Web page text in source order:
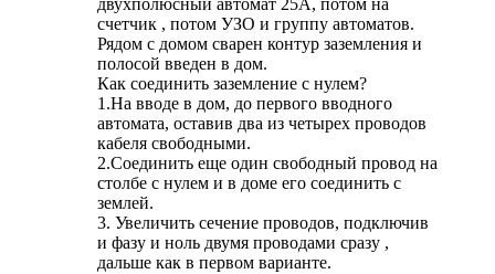
двухполюсный автомат 25А, потом на
счетчик , потом УЗО и группу автоматов.
Рядом с домом сварен контур заземления и
полосой введен в дом.
Как соединить заземление с нулем?
1.На вводе в дом, до первого вводного
автомата, оставив два из четырех проводов
кабеля свободными.
2.Соединить еще один свободный провод на
столбе с нулем и в доме его соединить с
землей.
3. Увеличить сечение проводов, подключив
и фазу и ноль двумя проводами сразу ,
дальше как в первом варианте.